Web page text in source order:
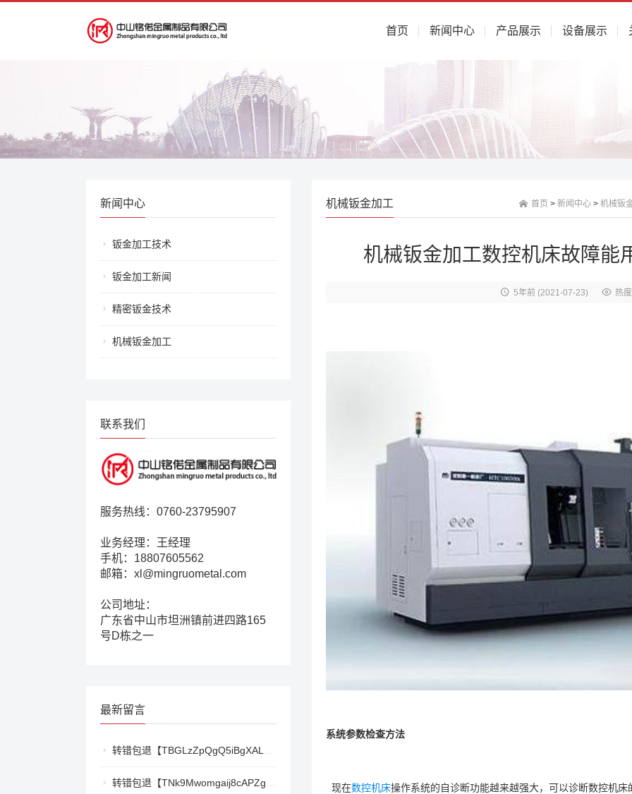
首页 新闻中心 产品展示 设备展示
新闻中心
钣金加工技术
钣金加工新闻
精密钣金技术
机械钣金加工
联系我们
服务热线：0760-23795907
业务经理：王经理
手机：18807605562
邮箱：xl@mingruometal.com
公司地址：
广东省中山市坦洲镇前进四路165
号D栋之一
最新留言
转错包退【TBGLzZpQgQ5iBgXALSFLTY1USFGgDAwdFQ】客服TeleGram:【@TrxEm】
转错包退【TNk9Mwomgaij8cAPZgnkZzR1TrYEkCt3nt】客服TeleGram:【@TrxEm】
机械钣金加工 首页 > 新闻中心 > 机械钣
机械钣金加工数控机床故障能
5年前(2021-07-23) 热
系统参数检查方法
现在数控机床操作系统的自诊断功能越来越强大，可以诊断数控机